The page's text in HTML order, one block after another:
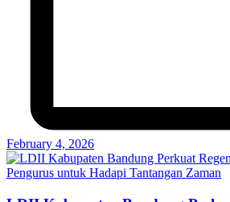
February 4, 2026